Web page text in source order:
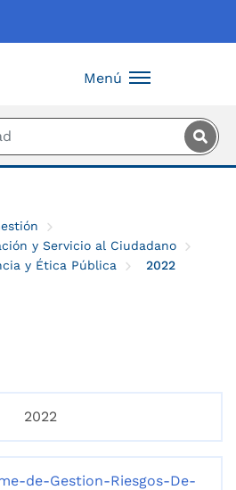
Menú
y Servicio al Ciudadano
y Ética Pública
2022
2022
de-Gestion-Riesgos-De-